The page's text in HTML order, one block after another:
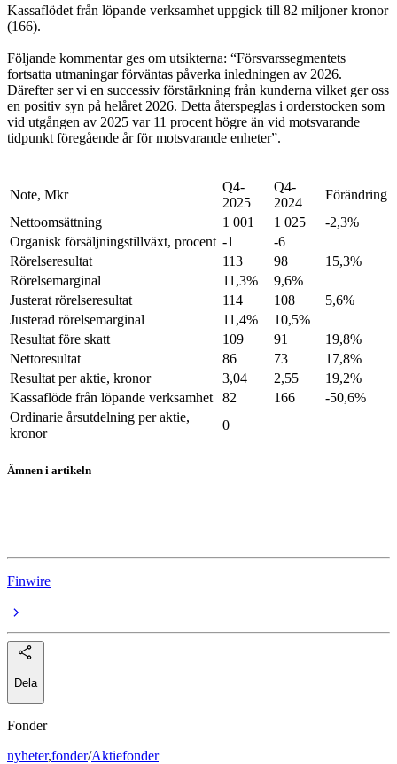
Kassaflödet från löpande verksamhet uppgick till 82 miljoner kronor
(166).
Följande kommentar ges om utsikterna: “Försvarssegmentets
fortsatta utmaningar förväntas påverka inledningen av 2026.
Därefter ser vi en successiv förstärkning från kunderna vilket ger oss
en positiv syn på helåret 2026. Detta återspeglas i orderstocken som
vid utgången av 2025 var 11 procent högre än vid motsvarande
tidpunkt föregående år för motsvarande enheter”.
Note, Mkr
Q4-
2025
Q4-
2024
Förändring
Nettoomsättning
1 001 1 025
-2,3%
Organisk försäljningstillväxt, procent -1
-6
Rörelseresultat
113 98
15,3%
Rörelsemarginal
11,3%
9,6%
Justerat rörelseresultat
114 108
5,6%
Justerad rörelsemarginal
11,4%
10,5%
Resultat före skatt
109 91
19,8%
Nettoresultat
86 73
17,8%
Resultat per aktie, kronor
3,04 2,55
19,2%
Kassaflöde från löpande verksamhet
82 166
-50,6%
Ordinarie årsutdelning per aktie,
kronor
0
Ämnen i artikeln
Finwire
Dela
Fonder
nyheter,fonder/Aktiefonder